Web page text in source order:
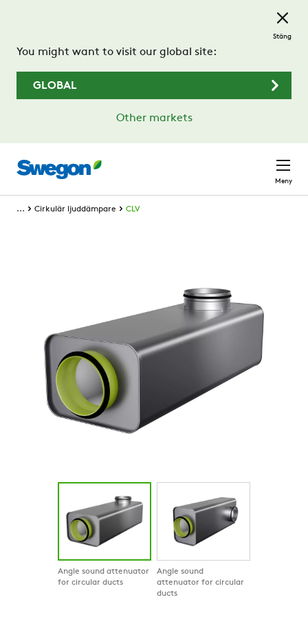
You might want to visit our global site:
GLOBAL
Other markets
Stäng
Meny
... Cirkulär ljuddämpare CLV
Angle sound attenuator
for circular ducts
Angle sound
attenuator for circular
ducts